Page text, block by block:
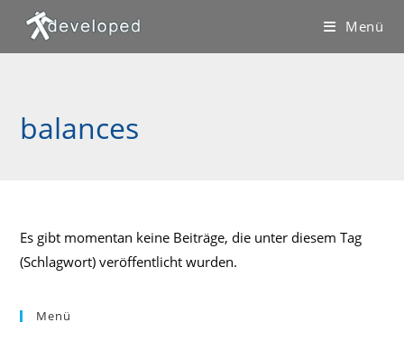
Inhalt
springen
Menü
balances
Es gibt momentan keine Beiträge, die unter diesem Tag
(Schlagwort) veröffentlicht wurden.
Menü